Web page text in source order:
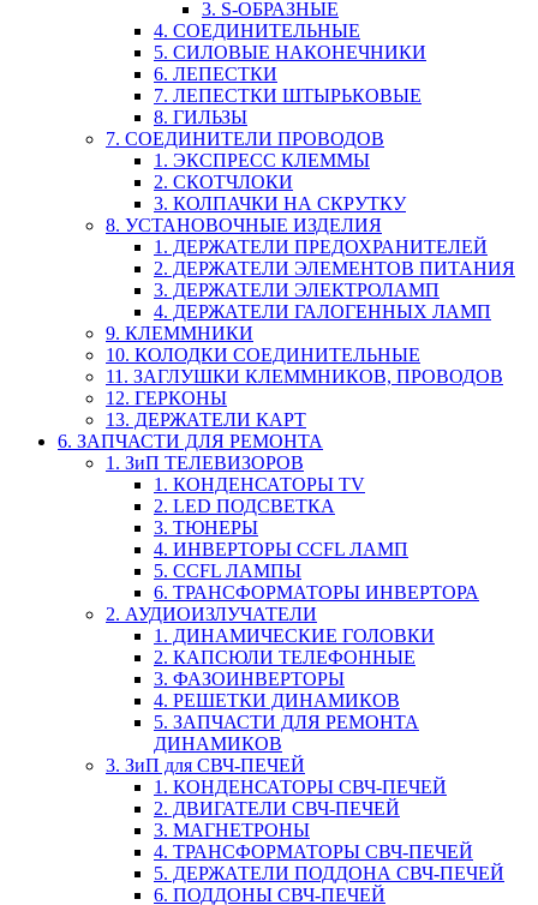
3. S-ОБРАЗНЫЕ
4. СОЕДИНИТЕЛЬНЫЕ
5. СИЛОВЫЕ НАКОНЕЧНИКИ
6. ЛЕПЕСТКИ
7. ЛЕПЕСТКИ ШТЫРЬКОВЫЕ
8. ГИЛЬЗЫ
7. СОЕДИНИТЕЛИ ПРОВОДОВ
1. ЭКСПРЕСС КЛЕММЫ
2. СКОТЧЛОКИ
3. КОЛПАЧКИ НА СКРУТКУ
8. УСТАНОВОЧНЫЕ ИЗДЕЛИЯ
1. ДЕРЖАТЕЛИ ПРЕДОХРАНИТЕЛЕЙ
2. ДЕРЖАТЕЛИ ЭЛЕМЕНТОВ ПИТАНИЯ
3. ДЕРЖАТЕЛИ ЭЛЕКТРОЛАМП
4. ДЕРЖАТЕЛИ ГАЛОГЕННЫХ ЛАМП
9. КЛЕММНИКИ
10. КОЛОДКИ СОЕДИНИТЕЛЬНЫЕ
11. ЗАГЛУШКИ КЛЕММНИКОВ, ПРОВОДОВ
12. ГЕРКОНЫ
13. ДЕРЖАТЕЛИ КАРТ
6. ЗАПЧАСТИ ДЛЯ РЕМОНТА
1. ЗиП ТЕЛЕВИЗОРОВ
1. КОНДЕНСАТОРЫ TV
2. LED ПОДСВЕТКА
3. ТЮНЕРЫ
4. ИНВЕРТОРЫ CCFL ЛАМП
5. CCFL ЛАМПЫ
6. ТРАНСФОРМАТОРЫ ИНВЕРТОРА
2. АУДИОИЗЛУЧАТЕЛИ
1. ДИНАМИЧЕСКИЕ ГОЛОВКИ
2. КАПСЮЛИ ТЕЛЕФОННЫЕ
3. ФАЗОИНВЕРТОРЫ
4. РЕШЕТКИ ДИНАМИКОВ
5. ЗАПЧАСТИ ДЛЯ РЕМОНТА
ДИНАМИКОВ
3. ЗиП для СВЧ-ПЕЧЕЙ
1. КОНДЕНСАТОРЫ СВЧ-ПЕЧЕЙ
2. ДВИГАТЕЛИ СВЧ-ПЕЧЕЙ
3. МАГНЕТРОНЫ
4. ТРАНСФОРМАТОРЫ СВЧ-ПЕЧЕЙ
5. ДЕРЖАТЕЛИ ПОДДОНА СВЧ-ПЕЧЕЙ
6. ПОДДОНЫ СВЧ-ПЕЧЕЙ